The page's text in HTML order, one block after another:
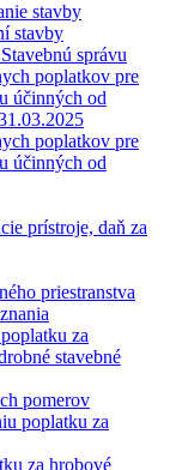
stavby
stavby
správu
poplatkov pre
účinných od
poplatkov pre
účinných od
prístroje, daň za
priestranstva
za
stavebné
pomerov
poplatku za
za hrobové